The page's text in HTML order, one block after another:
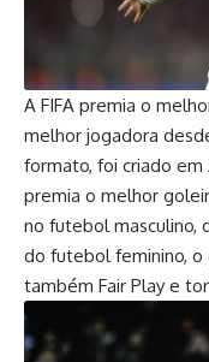
A FIFA premia o
melhor jogadora
formato, foi criado em
premia o melhor
no futebol masculino,
do futebol feminino, o
também Fair Play e